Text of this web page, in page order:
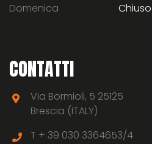
Domenica Chiuso
CONTATTI
Via Bormioli, 5 25125
Brescia (ITALY)
T + 39 030 3364653/4